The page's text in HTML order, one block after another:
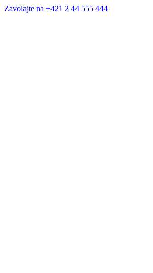
Zavolajte na +421 2 44 555 444